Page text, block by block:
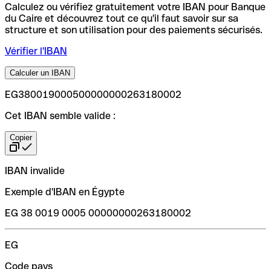
Calculez ou vérifiez gratuitement votre IBAN pour Banque
du Caire et découvrez tout ce qu'il faut savoir sur sa
structure et son utilisation pour des paiements sécurisés.
Vérifier l'IBAN
Calculer un IBAN
EG380019000500000000263180002
Cet IBAN semble valide :
Copier
IBAN invalide
Exemple d'IBAN en Égypte
EG 38 0019 0005 00000000263180002
EG
Code pays